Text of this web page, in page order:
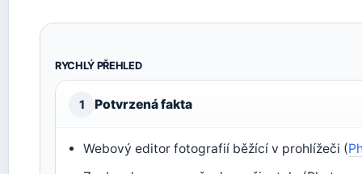
RYCHLÝ PŘEHLED
1 Potvrzená fakta
Webový editor fotografií běžící v prohlížeči (